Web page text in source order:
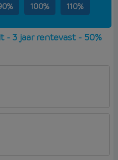
100% 110%
- 3 jaar rentevast - 50%